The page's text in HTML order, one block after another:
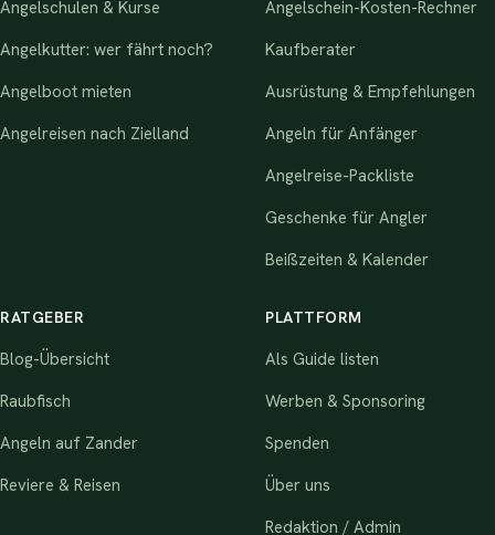
Angelschulen & Kurse
Angelkutter: wer fährt noch?
Angelboot mieten
Angelreisen nach Zielland
Angelschein-Kosten-Rechner
Kaufberater
Ausrüstung & Empfehlungen
Angeln für Anfänger
Angelreise-Packliste
Geschenke für Angler
Beißzeiten & Kalender
RATGEBER
Blog-Übersicht
Raubfisch
Angeln auf Zander
Reviere & Reisen
PLATTFORM
Als Guide listen
Werben & Sponsoring
Spenden
Über uns
Redaktion / Admin